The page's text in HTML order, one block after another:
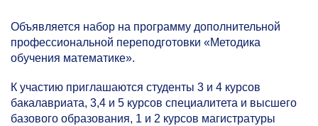
Объявляется набор на программу дополнительной
профессиональной переподготовки «Методика
обучения математике».
К участию приглашаются студенты 3 и 4 курсов
бакалавриата, 3,4 и 5 курсов специалитета и высшего
базового образования, 1 и 2 курсов магистратуры